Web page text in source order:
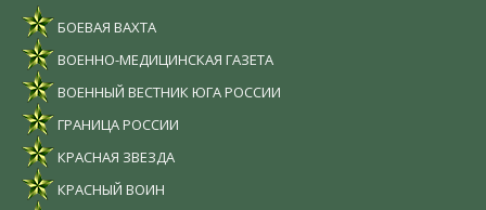
БОЕВАЯ ВАХТА
ВОЕННО-МЕДИЦИНСКАЯ ГАЗЕТА
ВОЕННЫЙ ВЕСТНИК ЮГА РОССИИ
ГРАНИЦА РОССИИ
КРАСНАЯ ЗВЕЗДА
КРАСНЫЙ ВОИН